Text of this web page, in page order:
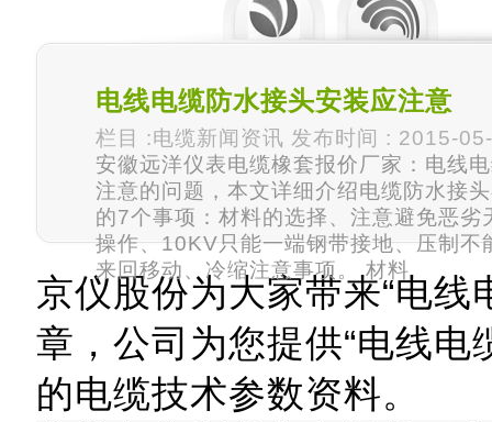
电线电缆防水接头安装应注意
栏目 :电缆新闻资讯 发布时间 : 2015-
安徽远洋仪表电缆橡套报价厂家：电线
注意的问题，本文详细介绍电缆防水接
的7个事项：材料的选择、注意避免恶劣
操作、10KV只能一端钢带接地、压制不
来回移动、冷缩注意事项。 材料
京仪股份为大家带来“电线
章，公司为您提供“电线电
的电缆技术参数资料。